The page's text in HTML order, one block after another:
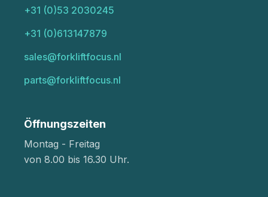
+31 (0)53 2030245
+31 (0)613147879
sales@forkliftfocus.nl
parts@forkliftfocus.nl
Öffnungszeiten
Montag - Freitag
von 8.00 bis 16.30 Uhr.